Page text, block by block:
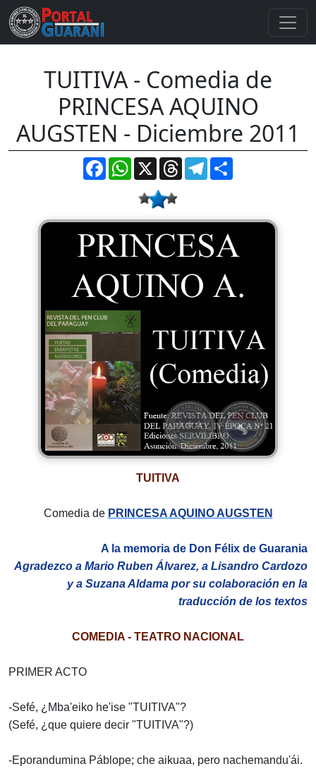
TUITIVA - Comedia de
PRINCESA AQUINO
AUGSTEN - Diciembre 2011
FacebookWhatsApp
X ThreadsTelegram
TUITIVA
Comedia de PRINCESA AQUINO AUGSTEN
A la memoria de Don Félix de Guarania
Agradezco a Mario Ruben Álvarez, a Lisandro Cardozo
y a Suzana Aldama por su colaboración en la
traducción de los textos
COMEDIA - TEATRO NACIONAL
PRIMER ACTO
-Sefé, ¿Mba'eiko he'ise "TUITIVA"?
(Sefé, ¿que quiere decir "TUITIVA"?)
-Eporandumina Páblope; che aikuaa, pero nachemandu'ái.